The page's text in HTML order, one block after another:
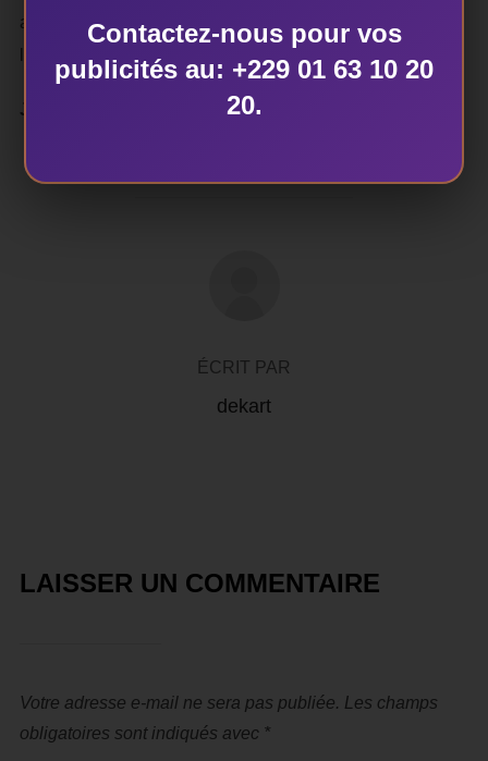
aussi des avantages qui peuvent aider les enfants dans
leur développement personnel et mental.
Julien Tohoundjo Dekartcom Ouaga 2021
ÉCRIT PAR
dekart
LAISSER UN COMMENTAIRE
Votre adresse e-mail ne sera pas publiée. Les champs
obligatoires sont indiqués avec *
Contactez-nous pour vos
publicités au: +229 01 63 10 20
20.